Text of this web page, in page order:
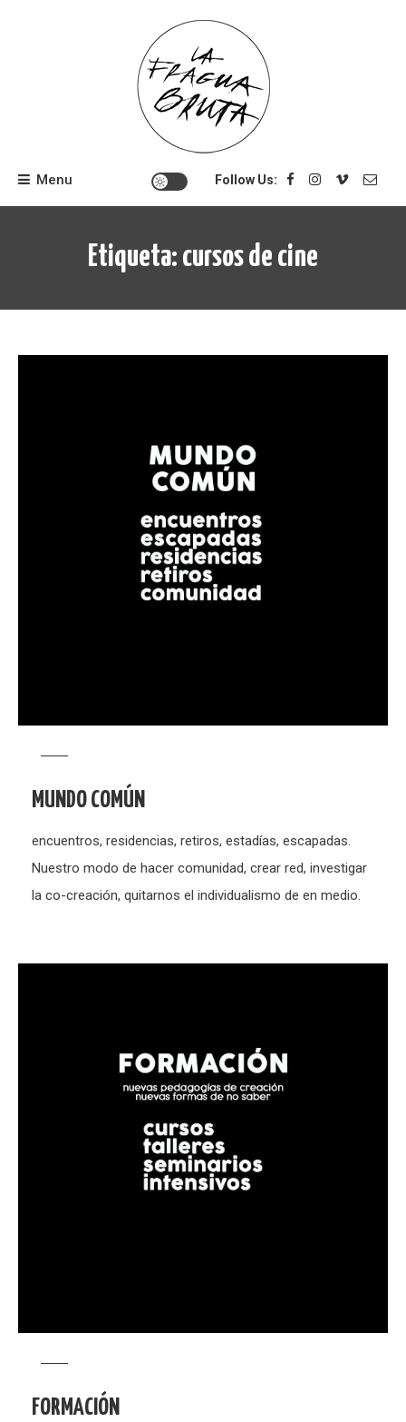
Menu Follow Us:
Etiqueta: cursos de cine
MUNDO COMÚN
encuentros, residencias, retiros, estadías, escapadas.
Nuestro modo de hacer comunidad, crear red, investigar
la co-creación, quitarnos el individualismo de en medio.
FORMACIÓN